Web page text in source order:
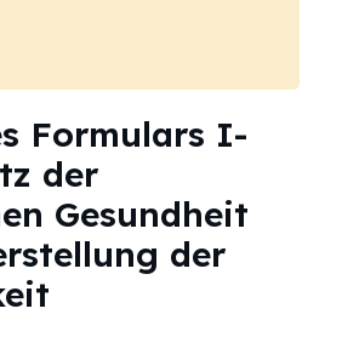
Formulars I-
der
Gesundheit
der